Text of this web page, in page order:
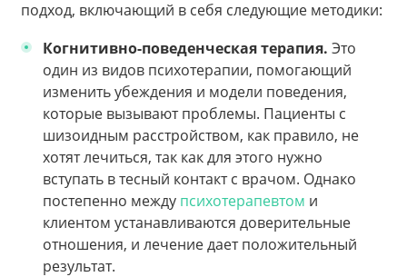
подход, включающий в себя следующие методики:
Когнитивно-поведенческая терапия. Это
один из видов психотерапии, помогающий
изменить убеждения и модели поведения,
которые вызывают проблемы. Пациенты с
шизоидным расстройством, как правило, не
хотят лечиться, так как для этого нужно
вступать в тесный контакт с врачом. Однако
постепенно между психотерапевтом и
клиентом устанавливаются доверительные
отношения, и лечение дает положительный
результат.